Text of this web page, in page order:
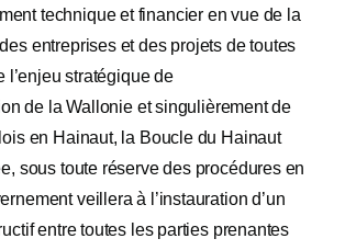
technique et financier en vue de la
entreprises et des projets de toutes
l’enjeu stratégique de
de la Wallonie et singulièrement de
en Hainaut, la Boucle du Hainaut
sous toute réserve des procédures en
veillera à l’instauration d’un
entre toutes les parties prenantes